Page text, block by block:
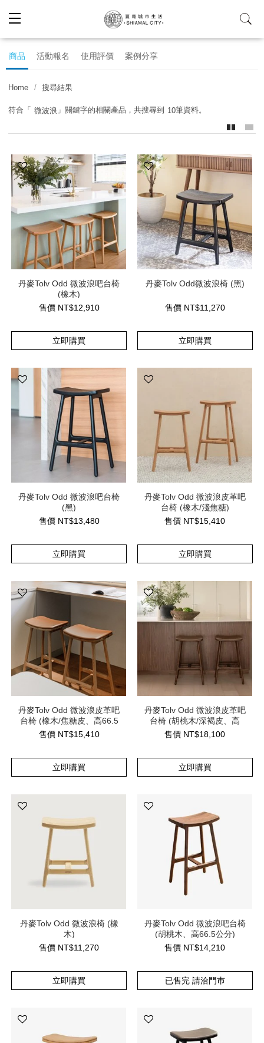
商品 活動報名 使用評價 案例分享
Home 搜尋結果
符合「 微波浪 」關鍵字的相關產品，共搜尋到 10筆資料。
丹麥Tolv Odd 微波浪吧台椅
(橡木)
售價NT$12,910
立即購買
丹麥Tolv Odd微波浪椅 (黑)
售價NT$11,270
立即購買
丹麥Tolv Odd 微波浪吧台椅
(黑)
售價NT$13,480
立即購買
丹麥Tolv Odd 微波浪皮革吧
台椅 (橡木/淺焦糖)
售價 NT$15,410
立即購買
丹麥Tolv Odd 微波浪皮革吧
台椅 (橡木/焦糖皮、高66.5
公分)
售價NT$15,410
立即購買
丹麥Tolv Odd 微波浪皮革吧
台椅 (胡桃木/深褐皮、高
66.5公分)
售價 NT$18,100
立即購買
丹麥Tolv Odd 微波浪椅 (橡
木)
售價 NT$11,270
立即購買
丹麥Tolv Odd 微波浪吧台椅
(胡桃木、高66.5公分)
售價 NT$14,210
已售完 請洽門巿